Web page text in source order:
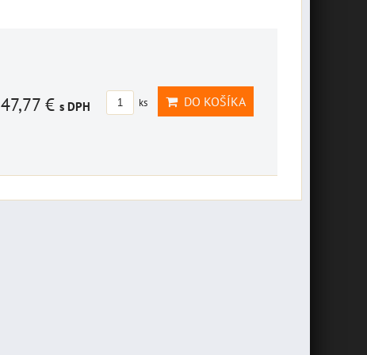
47,77 € s DPH ks DO KOŠÍKA